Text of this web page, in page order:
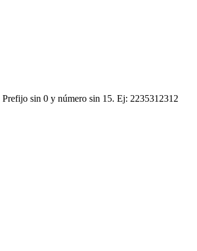
Prefijo sin 0 y número sin 15. Ej: 2235312312